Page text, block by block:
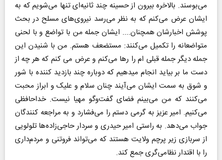
می‌بوسند. بالاخره بیرون از حسینه چند ثانیه‌ای تنها می‌شویم که به
ایشان عرض می‌کنم که به نظر می‌رسد نیروی‌های مسلح در بحث
پوشش اخبارشان همچنان.... ایشان جمله من با تواضع و با لحنی
متواضعانه را تکمیل می‌کنند: مستضعف هستم. من با شنیدن این
جمله دیگر جمله قبلی ام را رها می‌کنم و عرض می کنم که هر چه از
دست ما بر بیاید انجام میدهیم که دوباره چند بازدید کننده با شور
و شوق به سمت ایشان می‌آیند چنان سلام و علیک و ابراز محبت
می‌کنند که من می‌بینم فضای گفت‌و‌گو مهیا نیست. خداحافظی
می‌کنیم. امیر عزیز به گرمی دستم را می‌فشارد و به مراجعه کنندگان
جواب می‌دهد. به راستی امیر حیدری و سردار حاجی‌زاده‌ها تلولویی
از سربازی زیر پرچم ولایت هستند که می‌تواند فروتنی و مردم‌داری
را با اقتدار نظامی‌گری جمع کند.